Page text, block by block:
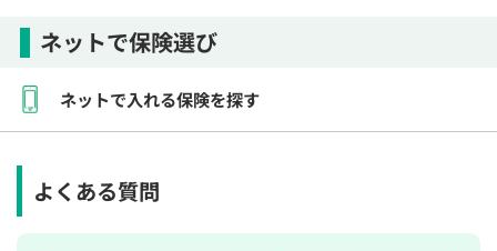
ネットで保険選び
ネットで入れる保険を探す
よくある質問